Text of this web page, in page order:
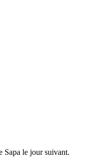
Sapa le jour suivant.